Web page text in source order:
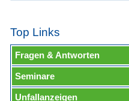
Top Links
Fragen & Antworten
Seminare
Unfallanzeigen